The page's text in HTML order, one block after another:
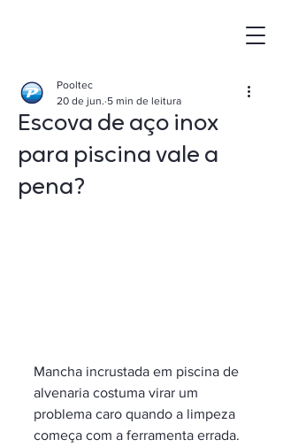
Escova de aço inox
para piscina vale a
pena?
Pooltec
20 de jun. 5 min de leitura
Mancha incrustada em piscina de
alvenaria costuma virar um
problema caro quando a limpeza
começa com a ferramenta errada.